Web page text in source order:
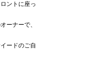
ントに座っ
ーナーで、
ードのご自